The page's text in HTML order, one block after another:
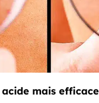
mais efficace